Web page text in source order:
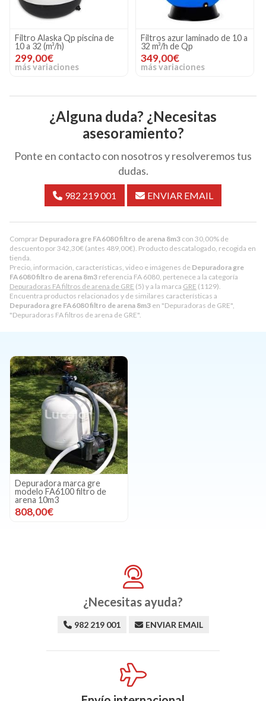
Comprar Depuradora gre FA6080 filtro de arena 8m3 con 30,00% de
descuento por342,30€ (antes 489,00€). Producto descatalogado, recogida en
tienda.
Precio, información, características, video e imágenes de Depuradora gre
FA6080 filtro de arena 8m3 referencia FA 6080, pertenece a la categoría
Depuradoras FA filtros de arena de GRE (5) y a la marca GRE (1129).
Encuentra productos relacionados y de similares características a
Depuradora gre FA6080 filtro de arena 8m3 en "Depuradoras de GRE",
"Depuradoras FA filtros de arena de GRE".
Filtro Alaska Qp piscina de
10 a 32 (m³/h)
299,00€
más variaciones
Filtros azur laminado de 10 a
32 m³/h de Qp
349,00€
más variaciones
¿Alguna duda? ¿Necesitas
asesoramiento?
Ponte en contacto con nosotros y resolveremos tus
dudas.
982 219 001 ENVIAR EMAIL
Depuradora marca gre
modelo FA6100 filtro de
arena 10m3
808,00€
¿Necesitas ayuda?
982 219 001 ENVIAR EMAIL